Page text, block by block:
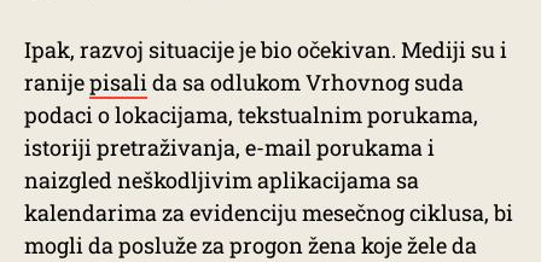
Ipak, razvoj situacije je bio očekivan. Mediji su i
ranijepisalida sa odlukom Vrhovnog suda
podaci o lokacijama, tekstualnim porukama,
istoriji pretraživanja, e-mail porukama i
naizgled neškodljivim aplikacijama sa
kalendarima za evidenciju mesečnog ciklusa, bi
mogli da posluže za progon žena koje žele da